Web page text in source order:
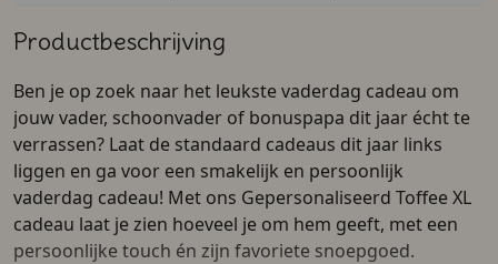
Productbeschrijving
Ben je op zoek naar het leukste vaderdag cadeau om
jouw vader, schoonvader of bonuspapa dit jaar écht te
verrassen? Laat de standaard cadeaus dit jaar links
liggen en ga voor een smakelijk en persoonlijk
vaderdag cadeau! Met ons Gepersonaliseerd Toffee XL
cadeau laat je zien hoeveel je om hem geeft, met een
persoonlijke touch én zijn favoriete snoepgoed.